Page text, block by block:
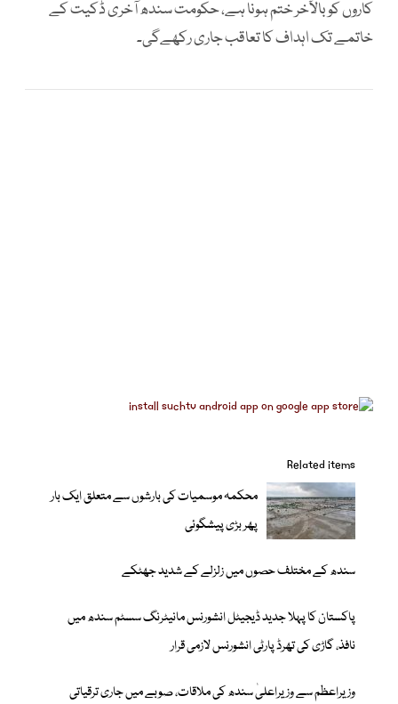
کاروں کو بالآخر ختم ہونا ہے، حکومت سندھ آخری ڈکیت کے
خاتمے تک اہداف کا تعاقب جاری رکھےگی۔
Related items
محکمہ موسمیات کی بارشوں سے متعلق ایک بار
پھر بڑی پیشگوئی
سندھ کے مختلف حصوں میں زلزلے کے شدید جھٹکے
پاکستان کا پہلا جدید ڈیجیٹل انشورنس مانیٹرنگ سسٹم سندھ میں
نافذ، گاڑی کی تھرڈ پارٹی انشورنس لازمی قرار
وزیراعظم سے وزیراعلیٰ سندھ کی ملاقات، صوبے میں جاری ترقیاتی